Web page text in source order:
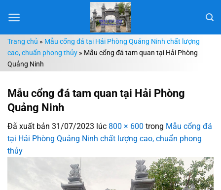
đến
dungTrang chủ » Mẫu cổng đá tại Hải Phòng Quảng Ninh chất lượng
cao, chuẩn phong thủy » Mẫu cổng đá tam quan tại Hải Phòng
Quảng Ninh
Mẫu cổng đá tam quan tại Hải Phòng
Quảng Ninh
Đã xuất bản 31/07/2023 lúc 800 × 600 trong Mẫu cổng đá
tại Hải Phòng Quảng Ninh chất lượng cao, chuẩn phong
thủy